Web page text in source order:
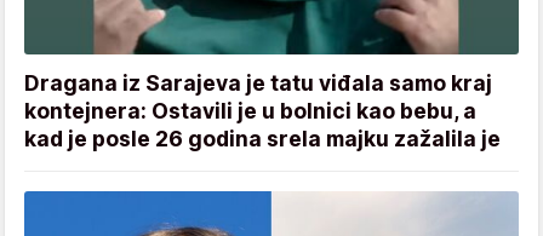
Dragana iz Sarajeva je tatu viđala samo kraj
kontejnera: Ostavili je u bolnici kao bebu, a
kad je posle 26 godina srela majku zažalila je